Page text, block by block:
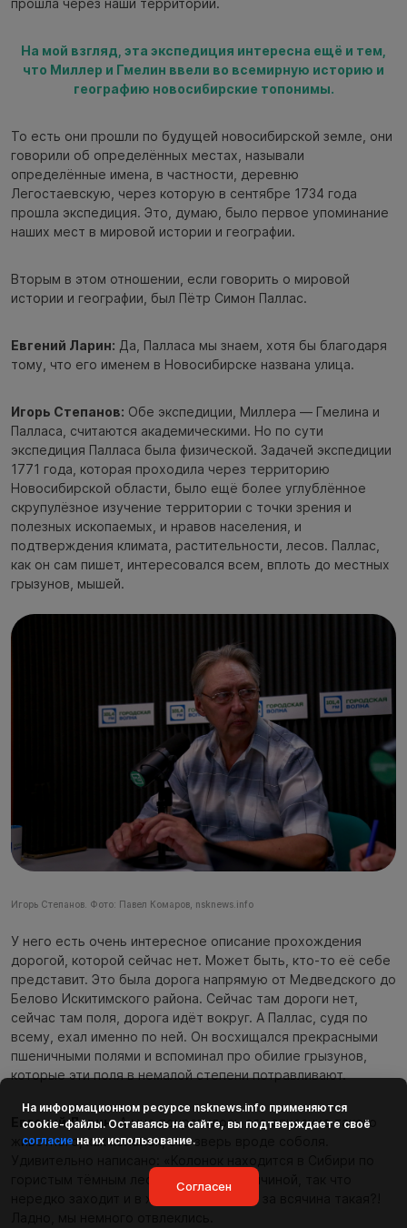
На мой взгляд, эта экспедиция интересна ещё и тем,
что Миллер и Гмелин ввели во всемирную историю и
географию новосибирские топонимы.
То есть они прошли по будущей новосибирской земле, они
говорили об определённых местах, называли
определённые имена, в частности, деревню
Легостаевскую, через которую в сентябре 1734 года
прошла экспедиция. Это, думаю, было первое упоминание
наших мест в мировой истории и географии.
Вторым в этом отношении, если говорить о мировой
истории и географии, был Пётр Симон Паллас.
Евгений Ларин: Да, Палласа мы знаем, хотя бы благодаря
тому, что его именем в Новосибирске названа улица.
Игорь Степанов: Обе экспедиции, Миллера — Гмелина и
Палласа, считаются академическими. Но по сути
экспедиция Палласа была физической. Задачей экспедиции
1771 года, которая проходила через территорию
Новосибирской области, было ещё более углублённое
скрупулёзное изучение территории с точки зрения и
полезных ископаемых, и нравов населения, и
подтверждения климата, растительности, лесов. Паллас,
как он сам пишет, интересовался всем, вплоть до местных
грызунов, мышей.
Игорь Степанов. Фото: Павел Комаров, nsknews.info
У него есть очень интересное описание прохождения
дорогой, которой сейчас нет. Может быть, кто-то её себе
представит. Это была дорога напрямую от Медведского до
Белово Искитимского района. Сейчас там дороги нет,
сейчас там поля, дорога идёт вокруг. А Паллас, судя по
всему, ехал именно по ней. Он восхищался прекрасными
пшеничными полями и вспоминал про обилие грызунов,
которые эти поля в немалой степени потравливают.
Евгений Ларин:А мне понравилось его описание такого
животного, как колонок, это зверь вроде соболя.
гористым тёмным лесам. Питается всячиной, так что
нередко заходит и в жилища». Что это за всячина такая?!
На информационном ресурсе nsknews.info применяются
cookie-файлы. Оставаясь на сайте, вы подтверждаете своё
согласие на их использование.
Согласен